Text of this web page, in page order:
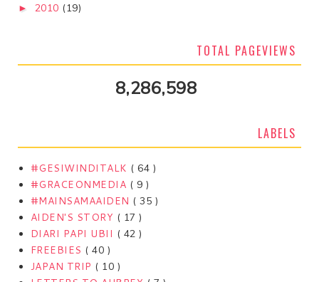
► 2010 (19)
TOTAL PAGEVIEWS
8,286,598
LABELS
#GESIWINDITALK ( 64 )
#GRACEONMEDIA ( 9 )
#MAINSAMAAIDEN ( 35 )
AIDEN'S STORY ( 17 )
DIARI PAPI UBII ( 42 )
FREEBIES ( 40 )
JAPAN TRIP ( 10 )